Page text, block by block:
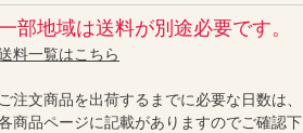
部地域は送料が別途必要です。
料一覧はこちら
ご注文商品を出荷するまでに必要な日数は、
商品ページに記載がありますのでご確認下